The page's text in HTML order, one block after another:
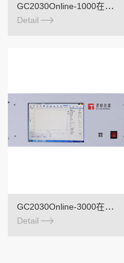
GC2030Online-1000在線過程氣相色譜儀
Detail
GC2030Online-3000在線過程氣相色譜儀
Detail